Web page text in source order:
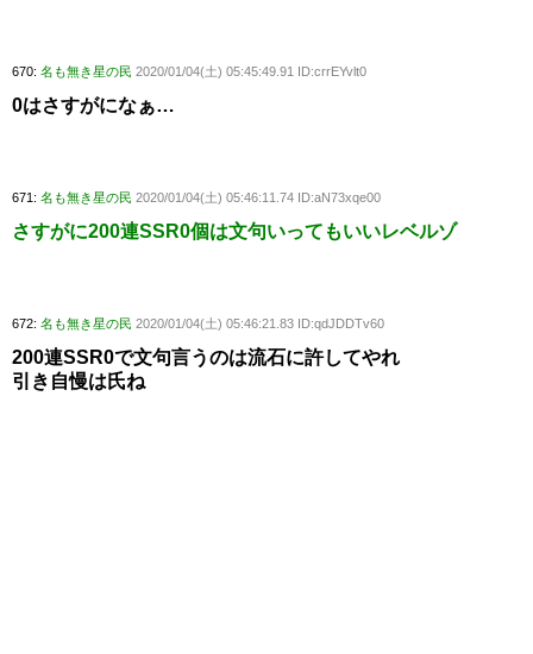
670: 名も無き星の民 2020/01/04(土) 05:45:49.91 ID:crrEYvlt0
0はさすがになぁ…
671: 名も無き星の民 2020/01/04(土) 05:46:11.74 ID:aN73xqe00
さすがに200連SSR0個は文句いってもいいレベルゾ
672: 名も無き星の民 2020/01/04(土) 05:46:21.83 ID:qdJDDTv60
200連SSR0で文句言うのは流石に許してやれ
引き自慢は氏ね